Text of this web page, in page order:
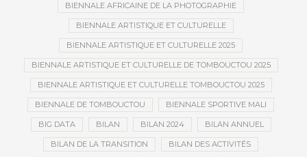
BIENNALE AFRICAINE DE LA PHOTOGRAPHIE
BIENNALE ARTISTIQUE ET CULTURELLE
BIENNALE ARTISTIQUE ET CULTURELLE 2025
BIENNALE ARTISTIQUE ET CULTURELLE DE TOMBOUCTOU 2025
BIENNALE ARTISTIQUE ET CULTURELLE TOMBOUCTOU 2025
BIENNALE DE TOMBOUCTOU BIENNALE SPORTIVE MALI
BIG DATA BILAN BILAN 2024 BILAN ANNUEL
BILAN DE LA TRANSITION BILAN DES ACTIVITÉS